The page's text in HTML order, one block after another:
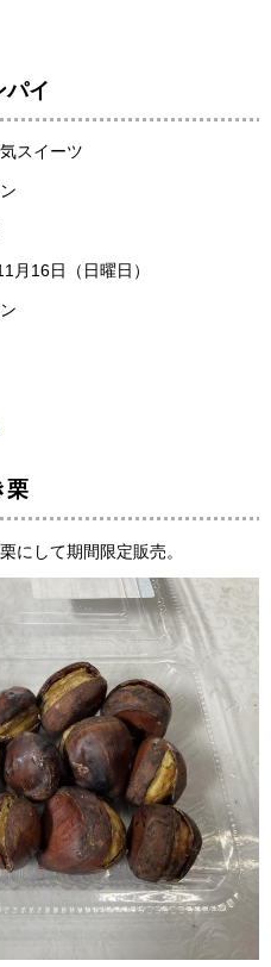
パイ
スイーツ
月16日（日曜日）
栗
にして期間限定販売。